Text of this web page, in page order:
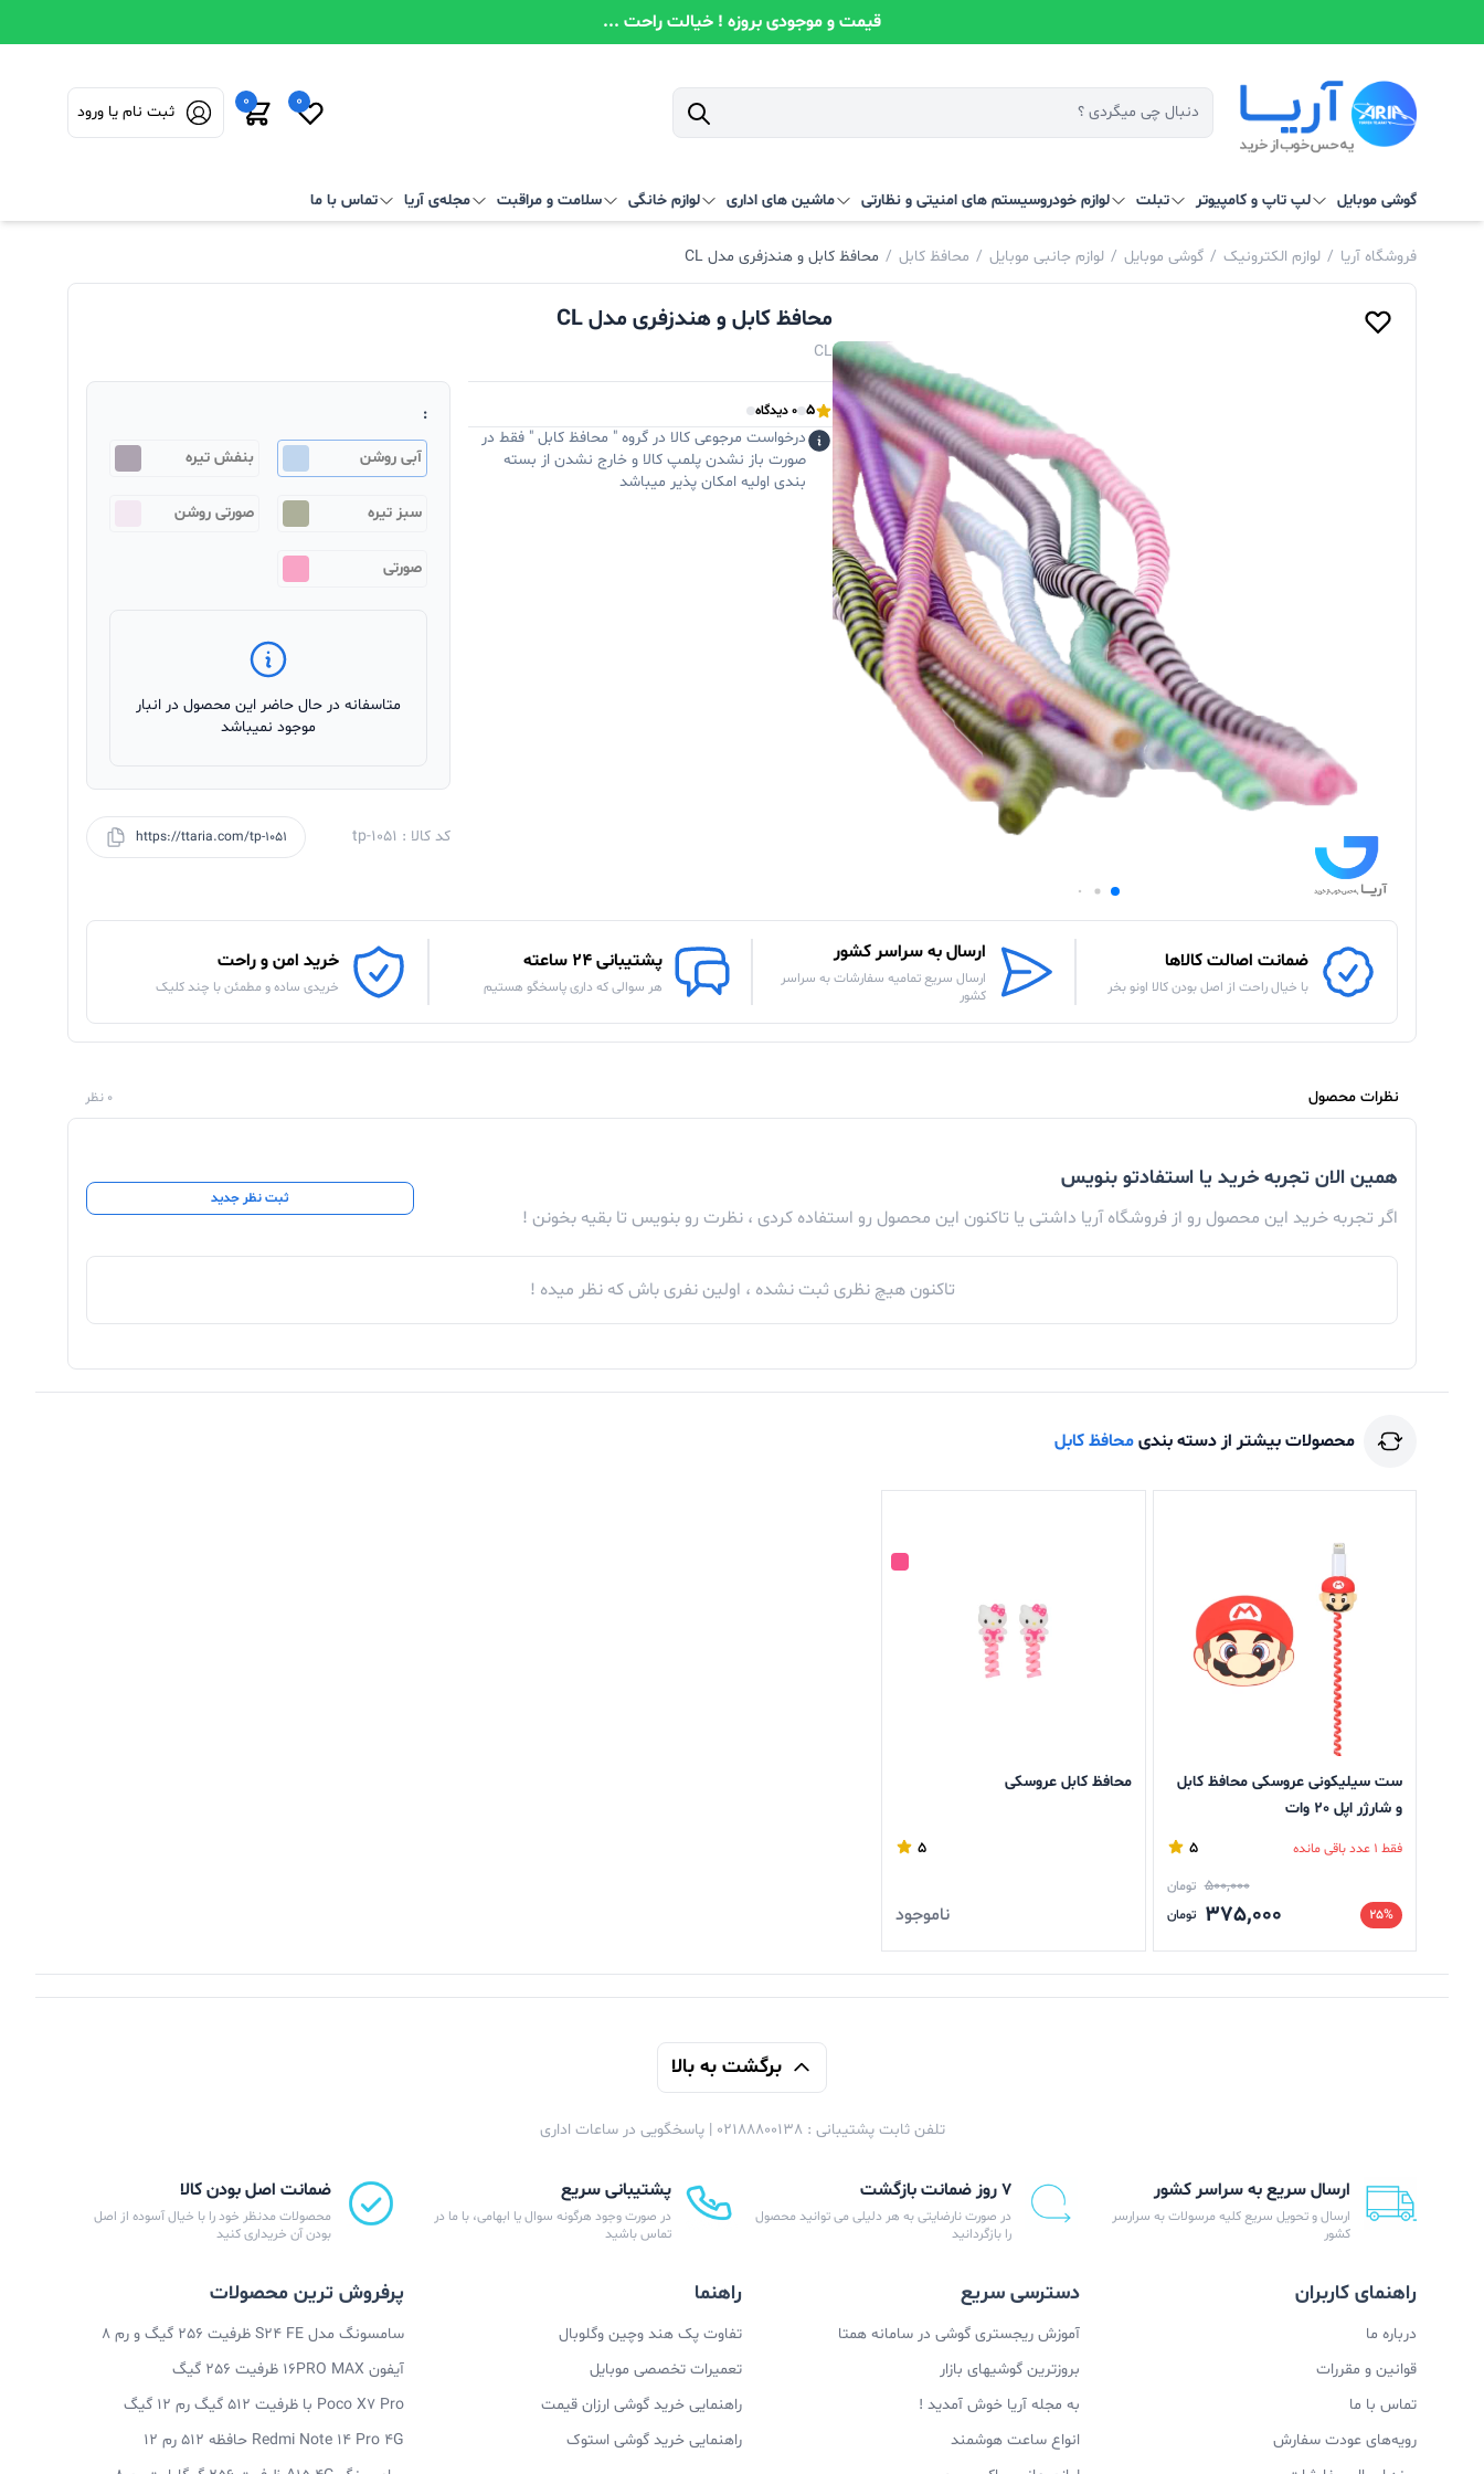
قیمت و موجودی بروزه ! خیالت راحت ...
0
0
ثبت نام یا ورود
گوشی موبایل لپ تاپ و کامپیوتر تبلت لوازم خودروسیستم‌ های امنیتی و نظارتی ماشین های اداری لوازم خانگی سلامت و مراقبت مجله‌ی آریا تماس با ما
فروشگاه آریا / لوازم الکترونیک / گوشی موبایل / لوازم جانبی موبایل / محافظ کابل / محافظ کابل و هندزفری مدل CL
محافظ کابل و هندزفری مدل CL
CL
5 0 دیدگاه
درخواست مرجوعی کالا در گروه " محافظ کابل " فقط در
صورت باز نشدن پلمپ کالا و خارج نشدن از بسته
بندی اولیه امکان پذیر میباشد
:
آبی روشن بنفش تیره
سبز تیره صورتی روشن
صورتی
متاسفانه در حال حاضر این محصول در انبار
موجود نمیباشد
کد کالا : tp-1051 https://ttaria.com/tp-1051
ضمانت اصالت کالاها
با خیال راحت از اصل بودن کالا اونو بخر
ارسال به سراسر کشور
ارسال سریع تمامیه سفارشات به سراسر
کشور
پشتیبانی 24 ساعته
هر سوالی که داری پاسخگو هستیم
خرید امن و راحت
خریدی ساده و مطمئن با چند کلیک
نظرات محصول 0 نظر
همین الان تجربه خرید یا استفادتو بنویس
اگر تجربه خرید این محصول رو از فروشگاه آریا داشتی یا تاکنون این محصول رو استفاده کردی ، نظرت رو بنویس تا بقیه بخونن !
ثبت نظر جدید
تاکنون هیچ نظری ثبت نشده ، اولین نفری باش که نظر میده !
محصولات بیشتر از دسته بندیمحافظ کابل
ست سیلیکونی عروسکی محافظ کابل
و شارژر اپل 20 وات
فقط 1 عدد باقی مانده
5
500,000 تومان
25%
375,000 تومان
محافظ کابل عروسکی
5
ناموجود
برگشت به بالا
تلفن ثابت پشتیبانی : 02188800138 | پاسخگویی در ساعات اداری
ارسال سریع به سراسر کشور
ارسال و تحویل سریع کلیه مرسولات به سرارسر
کشور
۷ روز ضمانت بازگشت
در صورت نارضایتی به هر دلیلی می توانید محصول
را بازگردانید
پشتیبانی سریع
در صورت وجود هرگونه سوال یا ابهامی، با ما در
تماس باشید
ضمانت اصل بودن کالا
محصولات مدنظر خود را با خیال آسوده از اصل
بودن آن خریداری کنید
راهنمای کاربران
درباره ما
قوانین و مقررات
تماس با ما
رویه‌های عودت سفارش
دسترسی سریع
آموزش ریجستری گوشی در سامانه همتا
بروزترین گوشیهای بازار
به مجله آریا خوش آمدید !
انواع ساعت هوشمند
راهنما
تفاوت پک هند وچین وگلوبال
تعمیرات تخصصی موبایل
راهنمایی خرید گوشی ارزان قیمت
راهنمایی خرید گوشی استوک
پرفروش ترین محصولات
سامسونگ مدل S24 FE ظرفیت 256 گیگ و رم 8
آیفون 16PRO MAX ظرفیت 256 گیگ
Poco X7 Pro با ظرفیت 512 گیگ رم 12 گیگ
Redmi Note 14 Pro 4G حافظه 512 رم 12